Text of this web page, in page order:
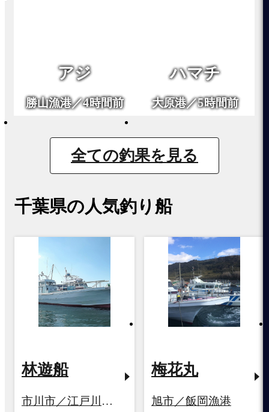
アジ
勝山漁港／4時間前
ハマチ
大原港／5時間前
全ての釣果を見る
千葉県の人気釣り船
林遊船
市川市／江戸川放水路
梅花丸
旭市／飯岡漁港